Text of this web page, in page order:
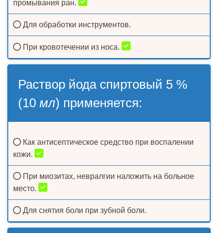
промывания ран.
Для обработки инструментов.
При кровотечении из носа.
Раствор йода спиртовый 5 %
(10 мл) применяется:
Как антисептическое средство при воспалении
кожи.
При миозитах, невралгии наложить на больное
место.
Для снятия боли при зубной боли.